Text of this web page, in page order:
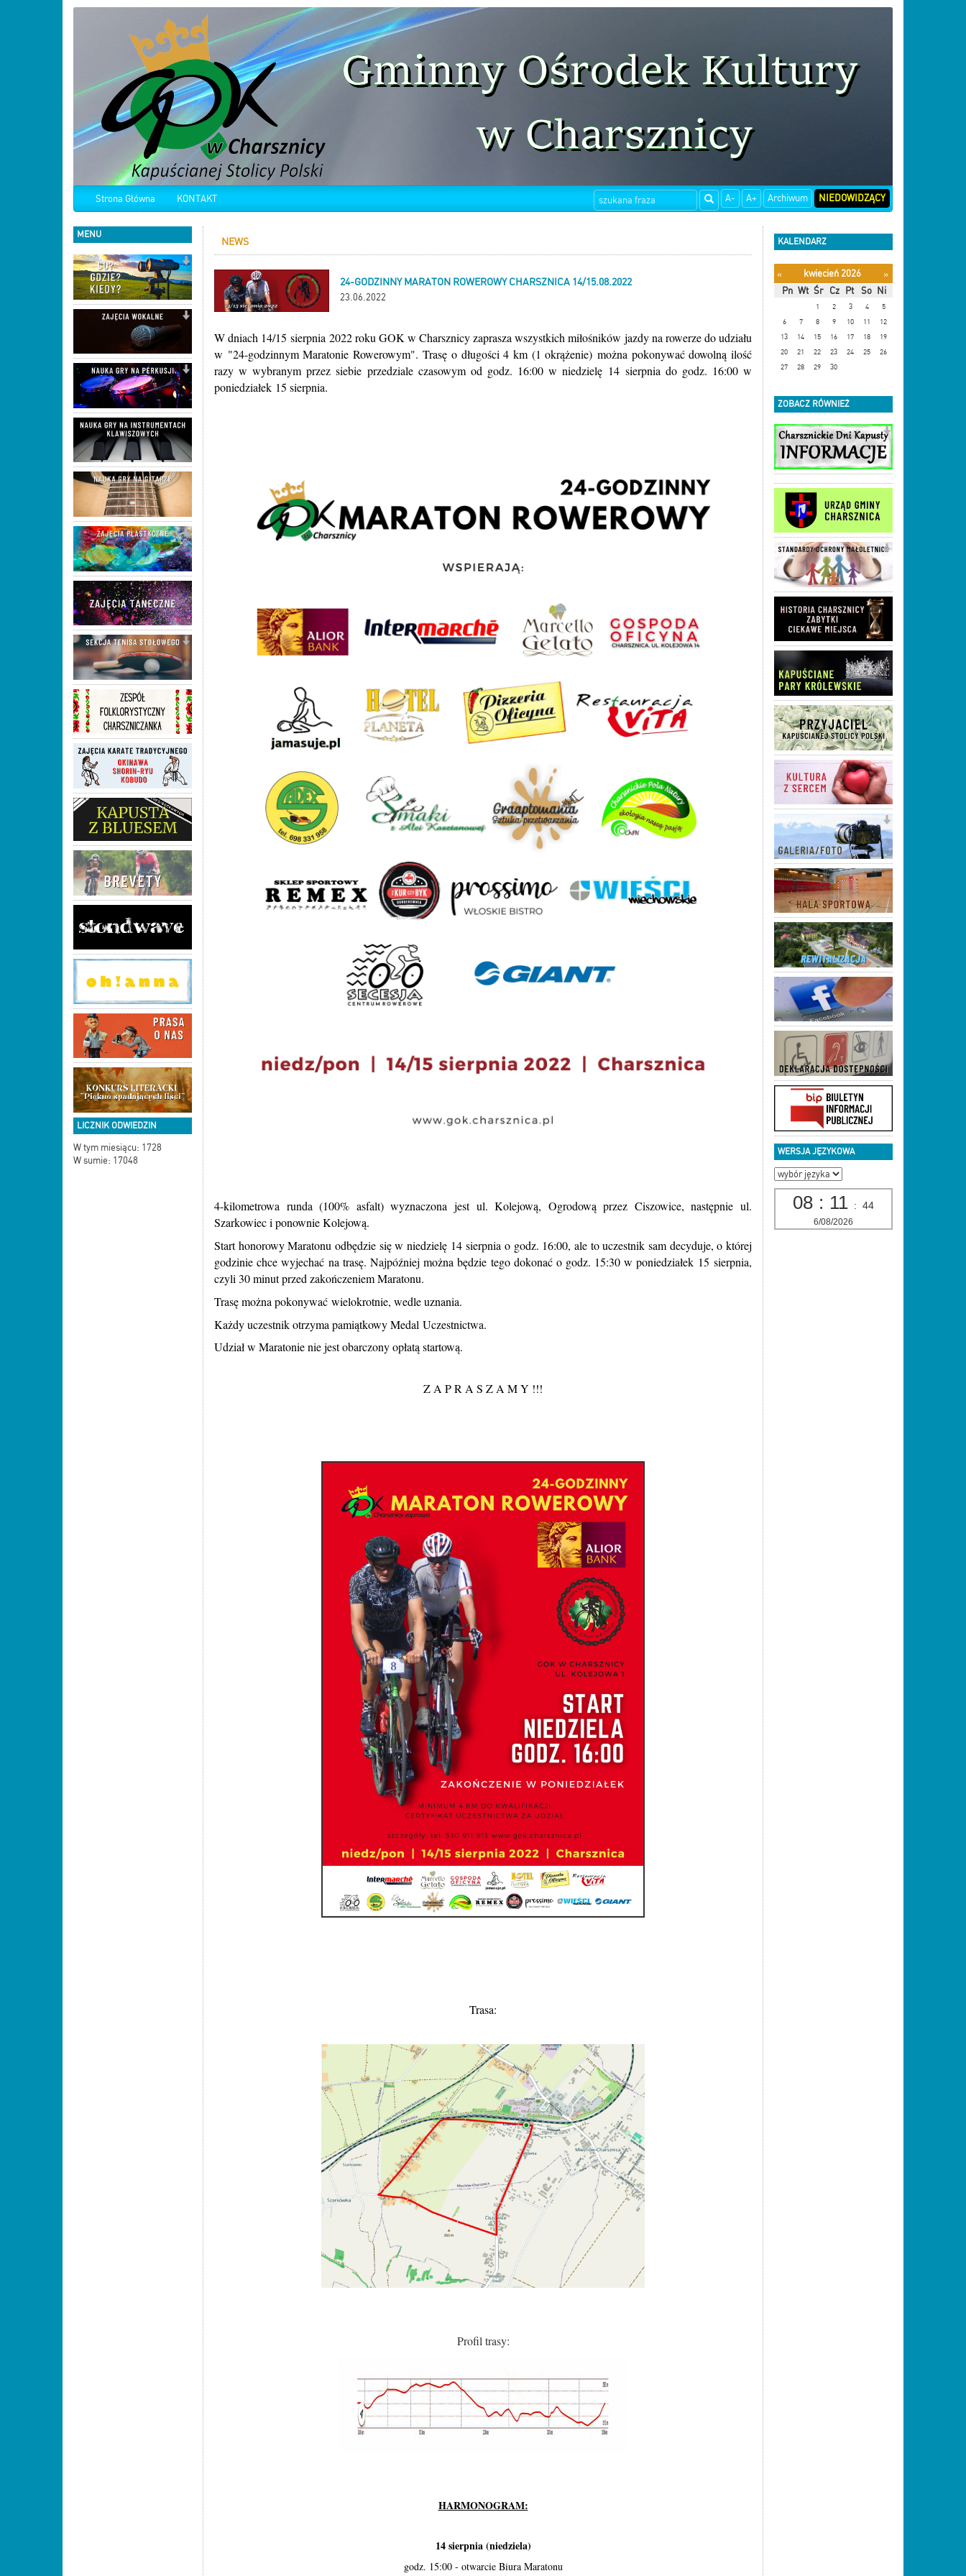
Strona Główna KONTAKT A- A+ Archiwum NIEDOWIDZĄCY
MENU
LICZNIK ODWIEDZIN
W tym miesiącu: 1728
W sumie: 17048
NEWS
24-GODZINNY MARATON ROWEROWY CHARSZNICA 14/15.08.2022
23.06.2022
W dniach 14/15 sierpnia 2022 roku GOK w Charsznicy zaprasza wszystkich miłośników jazdy na rowerze do udziału
w "24-godzinnym Maratonie Rowerowym". Trasę o długości 4 km (1 okrążenie) można pokonywać dowolną ilość
razy w wybranym przez siebie przedziale czasowym od godz. 16:00 w niedzielę 14 sierpnia do godz. 16:00 w
poniedziałek 15 sierpnia.
4-kilometrowa runda (100% asfalt) wyznaczona jest ul. Kolejową, Ogrodową przez Ciszowice, następnie ul.
Szarkowiec i ponownie Kolejową.
Start honorowy Maratonu odbędzie się w niedzielę 14 sierpnia o godz. 16:00, ale to uczestnik sam decyduje, o której
godzinie chce wyjechać na trasę. Najpóźniej można będzie tego dokonać o godz. 15:30 w poniedziałek 15 sierpnia,
czyli 30 minut przed zakończeniem Maratonu.
Trasę można pokonywać wielokrotnie, wedle uznania.
Każdy uczestnik otrzyma pamiątkowy Medal Uczestnictwa.
Udział w Maratonie nie jest obarczony opłatą startową.
Z A P R A S Z A M Y !!!
Trasa:
Profil trasy:
HARMONOGRAM:
14 sierpnia (niedziela)
godz. 15:00 - otwarcie Biura Maratonu
KALENDARZ
« kwiecień 2026
»
Pn Wt Śr Cz Pt So Ni
1 2 3 4
5
6
7 8 9 10 11
12
13
14 15 16 17 18
19
20
21 22 23 24 25
26
27
28 29 30
ZOBACZ RÓWNIEŻ
WERSJA JĘZYKOWA
08 : 11 : 45
6/08/2026